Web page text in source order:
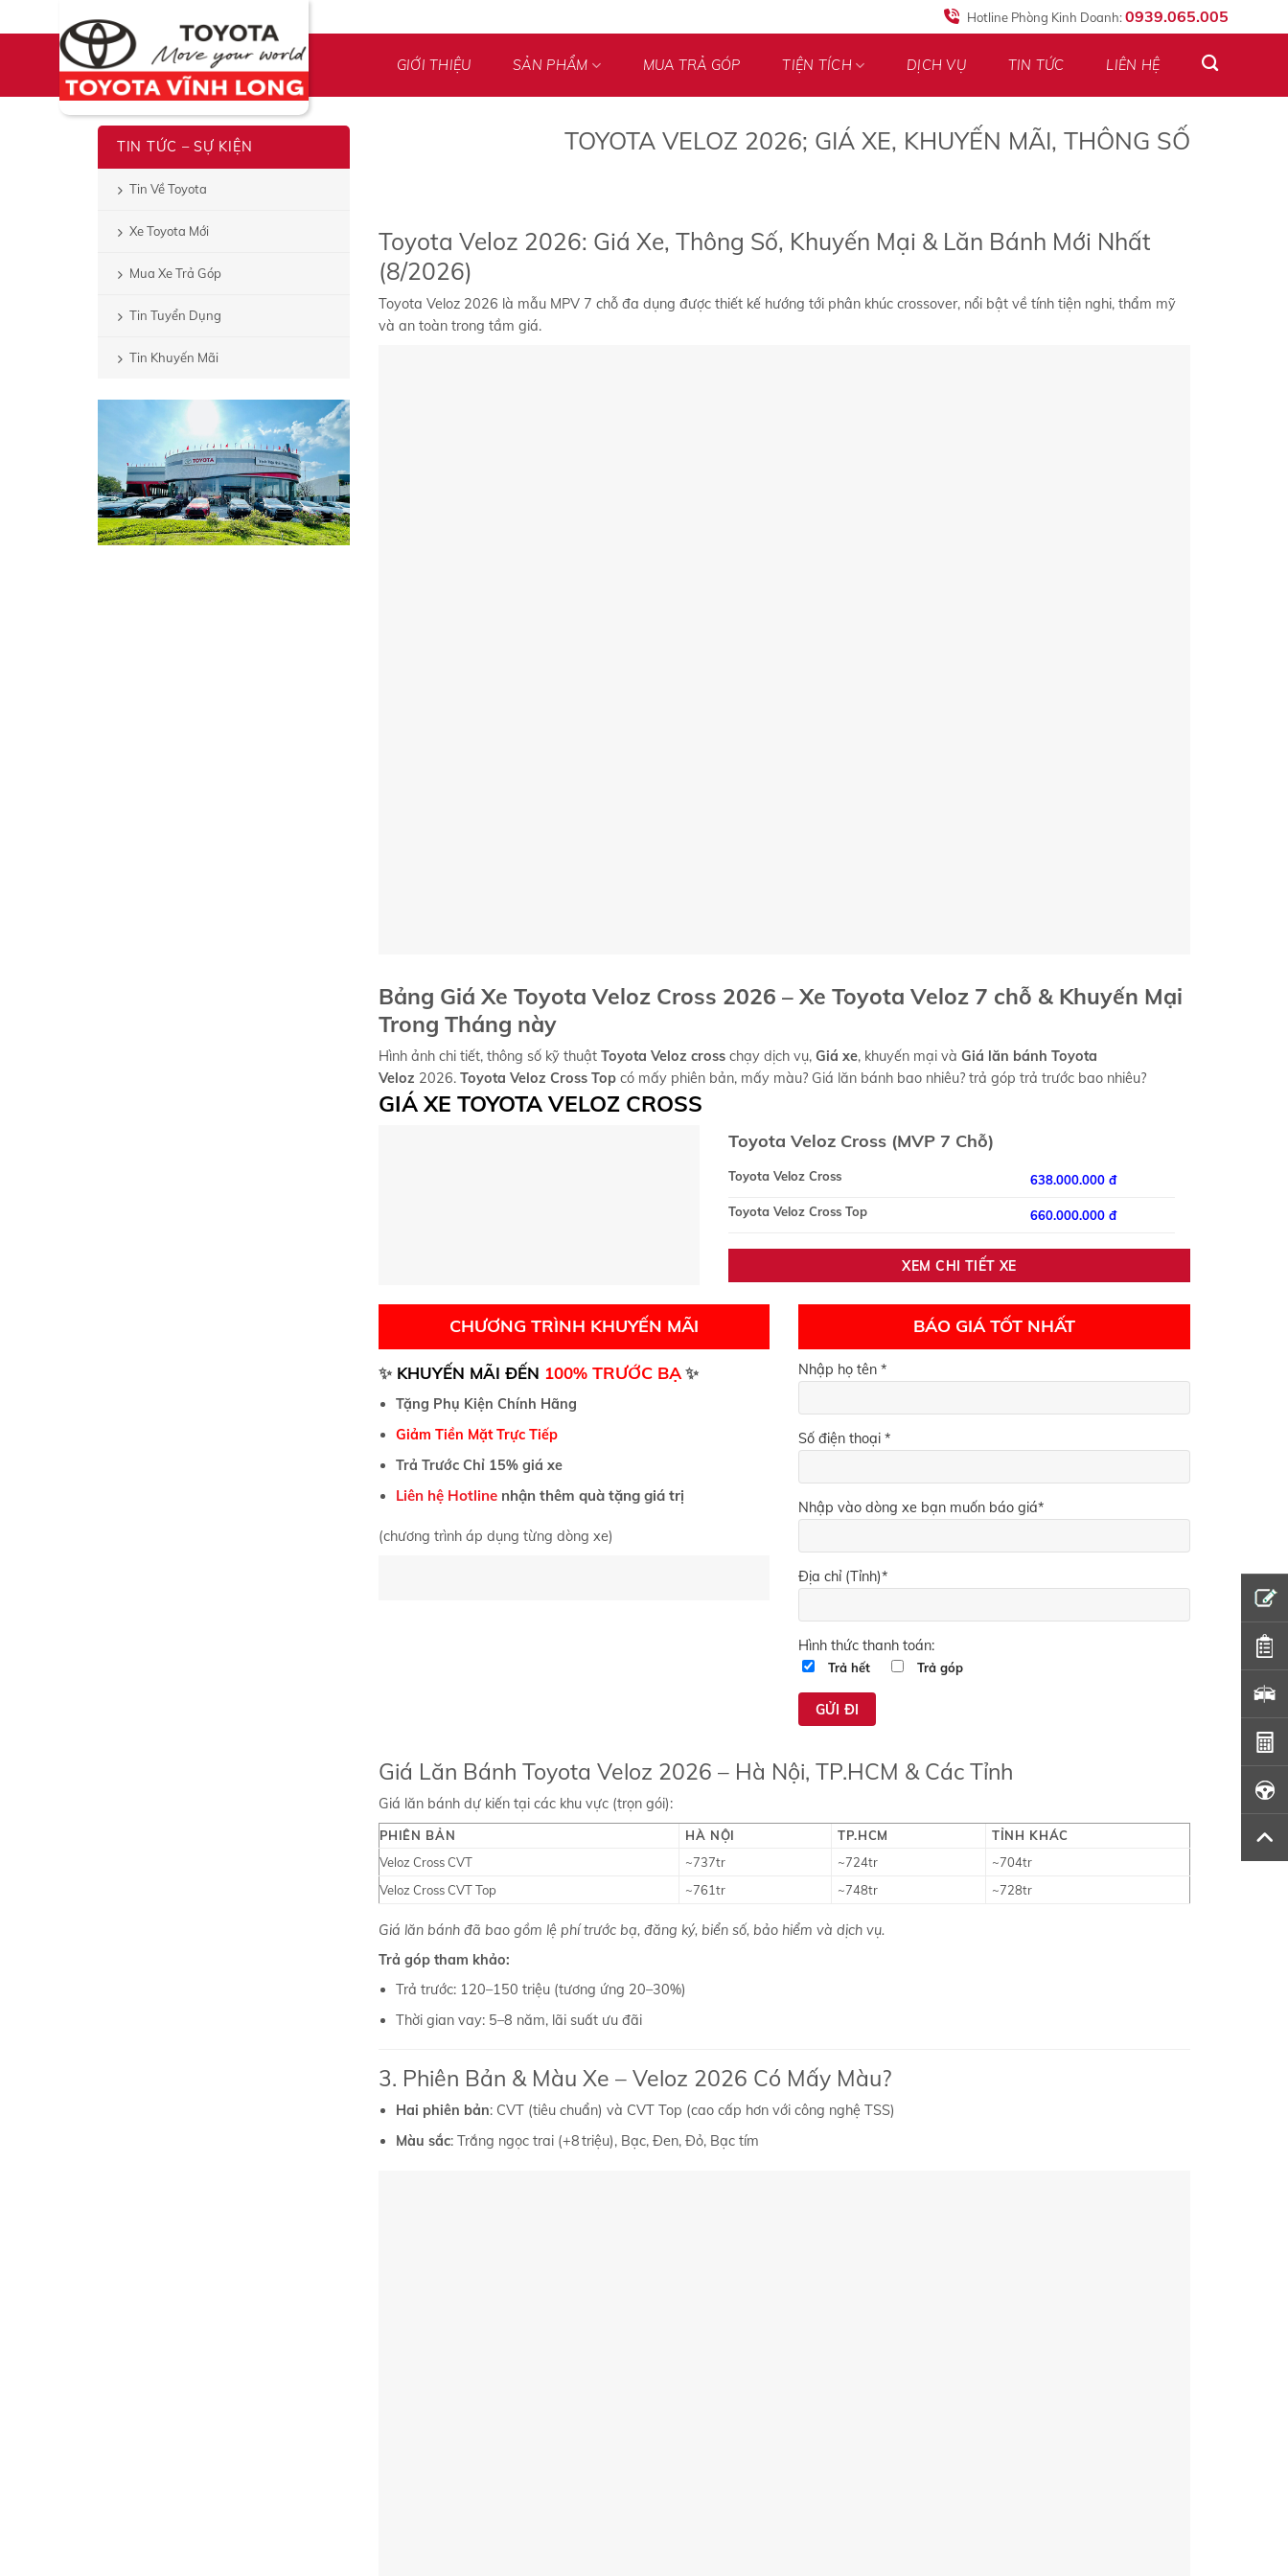
to
Hotline Phòng Kinh Doanh:0939.065.005
GIỚI THIỆU SẢN PHẨM MUA TRẢ GÓP TIỆN TÍCH DỊCH VỤ TIN TỨC LIÊN HỆ
TIN TỨC – SỰ KIỆN
Tin Về Toyota
Xe Toyota Mới
Mua Xe Trả Góp
Tin Tuyển Dụng
Tin Khuyến Mãi
TOYOTA VELOZ 2026; GIÁ XE, KHUYẾN MÃI, THÔNG SỐ
Toyota Veloz 2026: Giá Xe, Thông Số, Khuyến Mại & Lăn Bánh Mới Nhất
(8/2026)
Toyota Veloz 2026 là mẫu MPV 7 chỗ đa dụng được thiết kế hướng tới phân khúc crossover, nổi bật về tính tiện nghi, thẩm mỹ
và an toàn trong tầm giá.
Bảng Giá Xe Toyota Veloz Cross 2026 – Xe Toyota Veloz7 chỗ & Khuyến Mại
Trong Tháng này
Hình ảnh chi tiết, thông số kỹ thuật Toyota Veloz crosschạy dịch vụ, Giá xe, khuyến mại và Giá lăn bánh Toyota
Veloz 2026. Toyota Veloz Cross Topcó mấy phiên bản, mấy màu? Giá lăn bánh bao nhiêu? trả góp trả trước bao nhiêu?
GIÁ XE TOYOTA VELOZ CROSS
Toyota Veloz Cross (MVP 7 Chỗ)
Toyota Veloz Cross 638.000.000 đ
Toyota Veloz Cross Top 660.000.000 đ
XEM CHI TIẾT XE
CHƯƠNG TRÌNH KHUYẾN MÃI
✨KHUYẾN MÃI ĐẾN 100% TRƯỚC BẠ ✨
Tặng Phụ Kiện Chính Hãng
Giảm Tiền Mặt Trực Tiếp
Trả Trước Chỉ 15% giá xe
Liên hệ Hotline nhận thêm quà tặng giá trị
(chương trình áp dụng từng dòng xe)
BÁO GIÁ TỐT NHẤT
Nhập họ tên *
Số điện thoại *
Nhập vào dòng xe bạn muốn báo giá*
Địa chỉ (Tỉnh)*
Hình thức thanh toán:
Trả hết Trả góp
Giá Lăn Bánh Toyota Veloz 2026 – Hà Nội, TP.HCM & Các Tỉnh
Giá lăn bánh dự kiến tại các khu vực (trọn gói):
PHIÊN BẢN HÀ NỘI TP.HCM
TỈNH KHÁC
Veloz Cross CVT
~737tr ~724tr
~704tr
Veloz Cross CVT Top
~761tr ~748tr ~728tr
Giá lăn bánh đã bao gồm lệ phí trước bạ, đăng ký, biển số, bảo hiểm và dịch vụ.
Trả góp tham khảo:
Trả trước: 120–150 triệu (tương ứng 20–30%)
Thời gian vay: 5–8 năm, lãi suất ưu đãi
3. Phiên Bản & Màu Xe – Veloz 2026 Có Mấy Màu?
Hai phiên bản: CVT (tiêu chuẩn) và CVT Top (cao cấp hơn với công nghệ TSS)
Màu sắc: Trắng ngọc trai (+8 triệu), Bạc, Đen, Đỏ, Bạc tím